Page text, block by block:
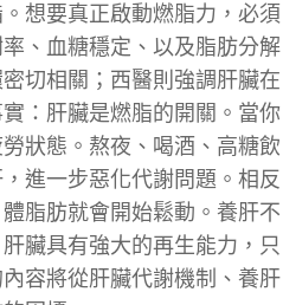
想要真正啟動燃脂力，必須
、血糖穩定、以及脂肪分解
切相關；西醫則強調肝臟在
：肝臟是燃脂的開關。當你
狀態。熬夜、喝酒、高糖飲
進一步惡化代謝問題。相反
脂肪就會開始鬆動。養肝不
臟具有強大的再生能力，只
容將從肝臟代謝機制、養肝